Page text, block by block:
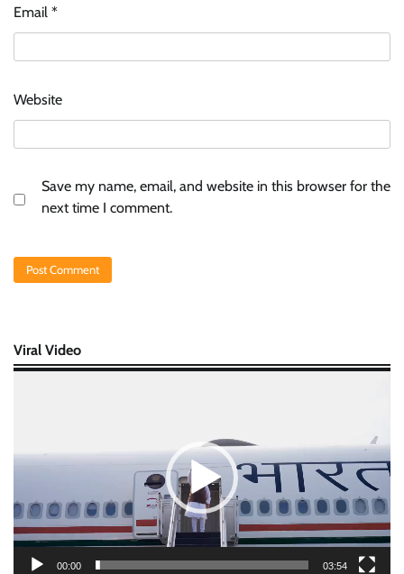
Email *
Website
Save my name, email, and website in this browser for the
next time I comment.
Viral Video
00:00 03:54